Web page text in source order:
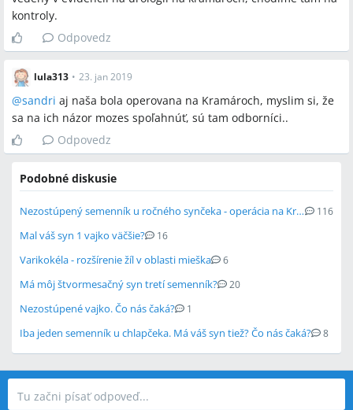
kontroly.
Odpovedz
lula313 • 23. jan 2019
@sandri aj naša bola operovana na Kramároch, myslim si, že
sa na ich názor mozes spoľahnúť, sú tam odborníci..
Odpovedz
Podobné diskusie
Nezostúpený semenník u ročného synčeka - operácia na Kramároch 116
Mal váš syn 1 vajko väčšie? 16
Varikokéla - rozšírenie žíl v oblasti mieška 6
Má môj štvormesačný syn tretí semenník? 20
Nezostúpené vajko. Čo nás čaká? 1
Iba jeden semenník u chlapčeka. Má váš syn tiež? Čo nás čaká? 8